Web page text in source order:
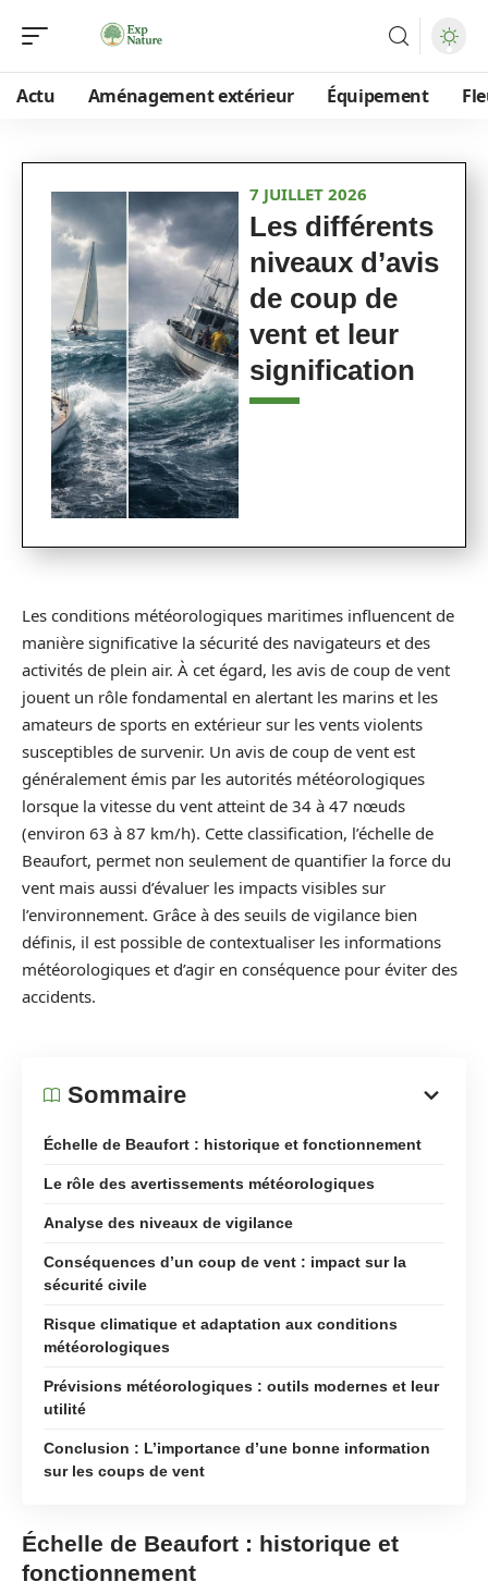
Actu Aménagement extérieur Équipement
7 JUILLET 2026
Les différents
niveaux d’avis
de coup de
vent et leur
signification
Les conditions météorologiques maritimes influencent de
manière significative la sécurité des navigateurs et des
activités de plein air. À cet égard, les avis de coup de vent
jouent un rôle fondamental en alertant les marins et les
amateurs de sports en extérieur sur les vents violents
susceptibles de survenir. Un avis de coup de vent est
généralement émis par les autorités météorologiques
lorsque la vitesse du vent atteint de 34 à 47 nœuds
(environ 63 à 87 km/h). Cette classification, l’échelle de
Beaufort, permet non seulement de quantifier la force du
vent mais aussi d’évaluer les impacts visibles sur
l’environnement. Grâce à des seuils de vigilance bien
définis, il est possible de contextualiser les informations
météorologiques et d’agir en conséquence pour éviter des
accidents.
Sommaire
Échelle de Beaufort : historique et fonctionnement
Le rôle des avertissements météorologiques
Analyse des niveaux de vigilance
Conséquences d’un coup de vent : impact sur la
sécurité civile
Risque climatique et adaptation aux conditions
météorologiques
Prévisions météorologiques : outils modernes et leur
utilité
Conclusion : L’importance d’une bonne information
sur les coups de vent
Échelle de Beaufort : historique et
fonctionnement